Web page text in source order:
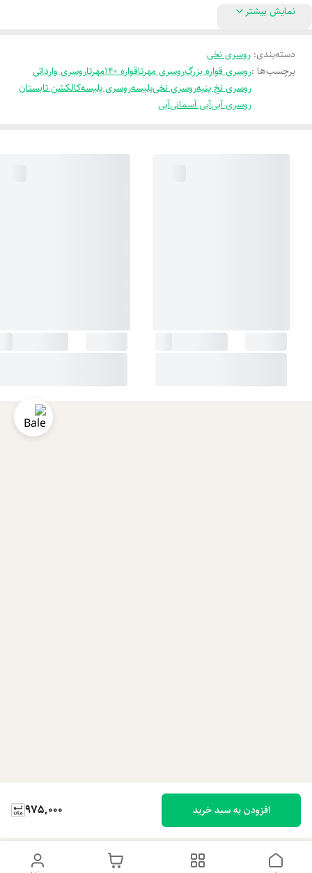
975,000 افزودن به سبد خرید
نمایش بیشتر
دسته‌بندی: روسری نخی
برچسب‌ها :روسری قواره بزرگروسری مهرتاقواره 140 مهرتاروسری وارداتی
روسری نخ پنبهروسری نخیپلیسهروسری پلیسهکالکشن تابستان
روسری آبیآبی آسمانیآبی